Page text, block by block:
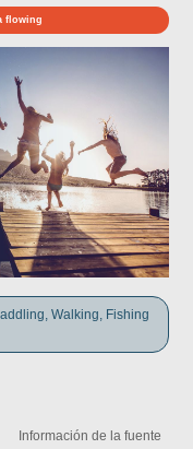
flowing
Walking, Fishing
Información de la fuente